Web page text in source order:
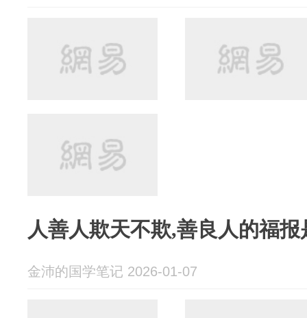
人善人欺天不欺,善良人的福
金沛的国学笔记 2026-01-07